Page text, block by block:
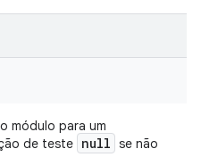
módulo para um
de teste null se não